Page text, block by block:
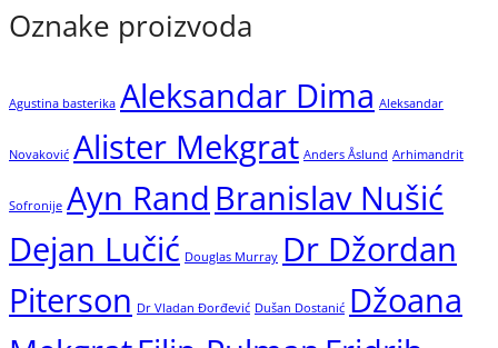
Oznake proizvoda
Agustina basterika Aleksandar Dima Aleksandar
Novaković Alister Mekgrat Anders Åslund Arhimandrit
Sofronije Ayn Rand Branislav Nušić
Dejan Lučić Douglas Murray Dr Džordan
Piterson Dr Vladan Đorđević Dušan Dostanić Džoana